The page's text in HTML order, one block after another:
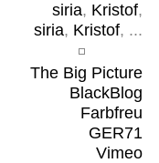
siria, Kristof,
siria, Kristof, ...
The Big Picture
BlackBlog
Farbfreu
GER71
Vimeo